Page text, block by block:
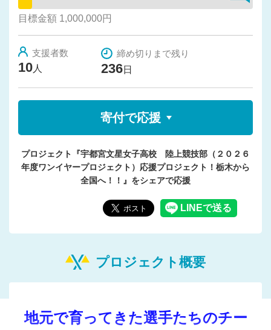
目標金額 1,000,000円
支援者数
10 人
締め切りまで残り
236日
寄付で応援
プロジェクト『宇都宮文星女子高校 陸上競技部（２０２６
年度ワンイヤープロジェクト）応援プロジェクト！栃木から
全国へ！！』をシェアで応援
プロジェクト概要
地元で育ってきた選手たちのチー